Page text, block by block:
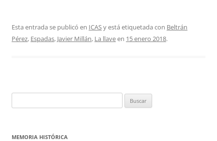
Esta entrada se publicó en ICASy está etiquetada con Beltrán
Pérez, Espadas, Javier Millán, La llaveen 15 enero 2018.
MEMORIA HISTÓRICA